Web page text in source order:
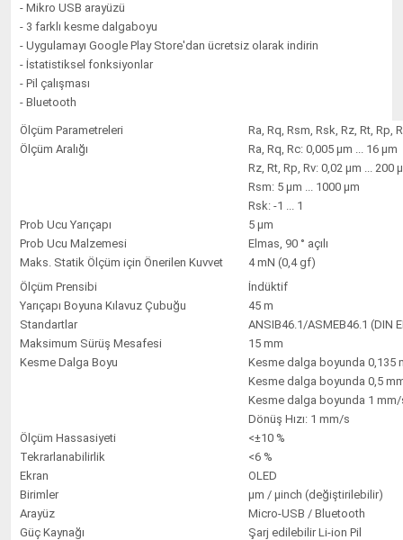
- Mikro USB arayüzü
- 3 farklı kesme dalgaboyu
- Uygulamayı Google Play Store'dan ücretsiz olarak indirin
- İstatistiksel fonksiyonlar
- Pil çalışması
- Bluetooth
Ölçüm Parametreleri
Ra, Rq, Rsm, Rsk, Rz, Rt, Rp,
Ölçüm Aralığı
Ra, Rq, Rc: 0,005 µm ... 16 µm
Rz, Rt, Rp, Rv: 0,02 µm ... 200
Rsm: 5 µm ... 1000 µm
Rsk: -1 ... 1
Prob Ucu Yarıçapı
5 µm
Prob Ucu Malzemesi
Elmas, 90 ° açılı
Maks. Statik Ölçüm için Önerilen Kuvvet
4 mN (0,4 gf)
Ölçüm Prensibi
İndüktif
Yarıçapı Boyuna Kılavuz Çubuğu
45 m
Standartlar
ANSIB46.1/ASMEB46.1 (DIN
Maksimum Sürüş Mesafesi
15 mm
Kesme Dalga Boyu
Kesme dalga boyunda 0,135
Kesme dalga boyunda 0,5
Kesme dalga boyunda 1 mm/
Dönüş Hızı: 1 mm/s
Ölçüm Hassasiyeti
<±10 %
Tekrarlanabilirlik
<6 %
Ekran
OLED
Birimler
μm / μinch (değiştirilebilir)
Arayüz
Micro-USB / Bluetooth
Güç Kaynağı
Şarj edilebilir Li-ion Pil